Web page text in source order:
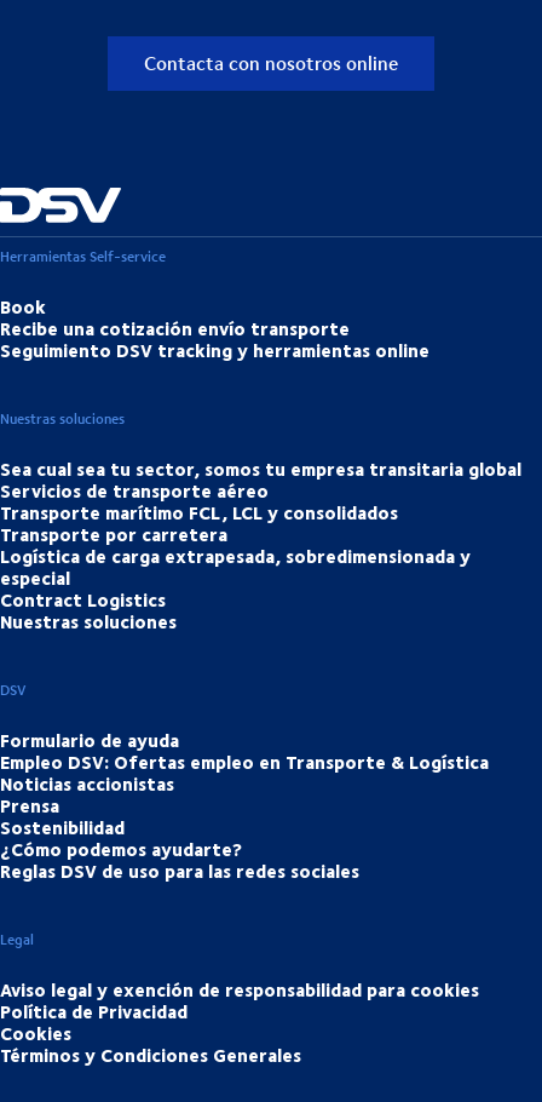
Contacta con nosotros online
Herramientas Self-service
Book
Recibe una cotización envío transporte
Seguimiento DSV tracking y herramientas online
Nuestras soluciones
Sea cual sea tu sector, somos tu empresa transitaria global
Servicios de transporte aéreo
Transporte marítimo FCL, LCL y consolidados
Transporte por carretera
Logística de carga extrapesada, sobredimensionada y
especial
Contract Logistics
Nuestras soluciones
DSV
Formulario de ayuda
Empleo DSV: Ofertas empleo en Transporte & Logística
Noticias accionistas
Prensa
Sostenibilidad
¿Cómo podemos ayudarte?
Reglas DSV de uso para las redes sociales
Legal
Aviso legal y exención de responsabilidad para cookies
Política de Privacidad
Cookies
Términos y Condiciones Generales